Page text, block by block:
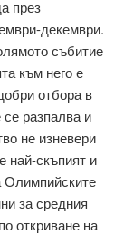
през
декември.
събитие
към него е
отбора в
разпалва и
не изневери
най-скъпият и
Олимпийските
за средния
откриване на